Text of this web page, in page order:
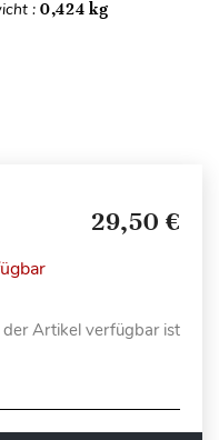
: 0,424 kg
29,50 €
Artikel verfügbar ist